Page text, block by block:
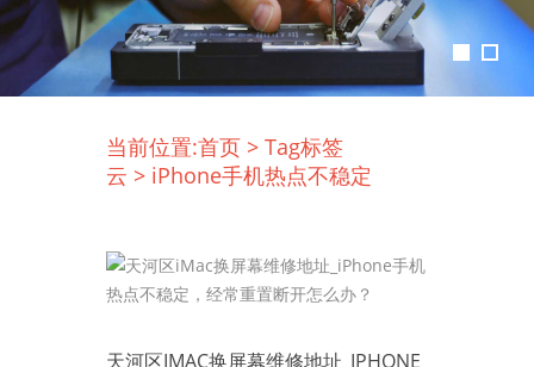
当前位置:首页 > Tag标签
云 > iPhone手机热点不稳定
天河区IMAC换屏幕维修地址_IPHONE